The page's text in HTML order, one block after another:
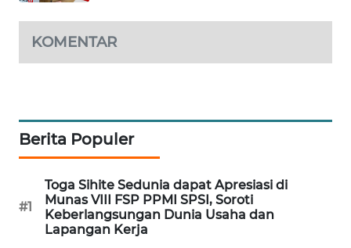
KOMENTAR
Berita Populer
#1
Toga Sihite Sedunia dapat Apresiasi di
Munas VIII FSP PPMI SPSI, Soroti
Keberlangsungan Dunia Usaha dan
Lapangan Kerja
WAHANA
DESA
WISATA
WAHANA
Network
KONSUMEN
LISTRIK